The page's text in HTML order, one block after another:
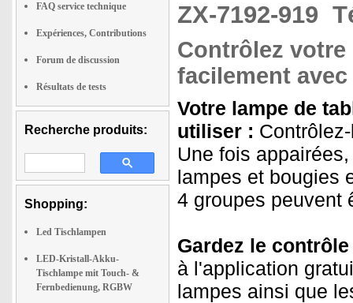
FAQ service technique
Expériences, Contributions
Forum de discussion
Résultats de tests
Recherche produits:
Shopping:
Led Tischlampen
LED-Kristall-Akku-
Tischlampe mit Touch- &
Fernbedienung, RGBW
ZX-7192-919
Contrôlez
facilement
Votre lampe de
utiliser :
Une fois
lampes et bougies
4 groupes peuvent
Gardez le
à l'application
lampes ainsi que